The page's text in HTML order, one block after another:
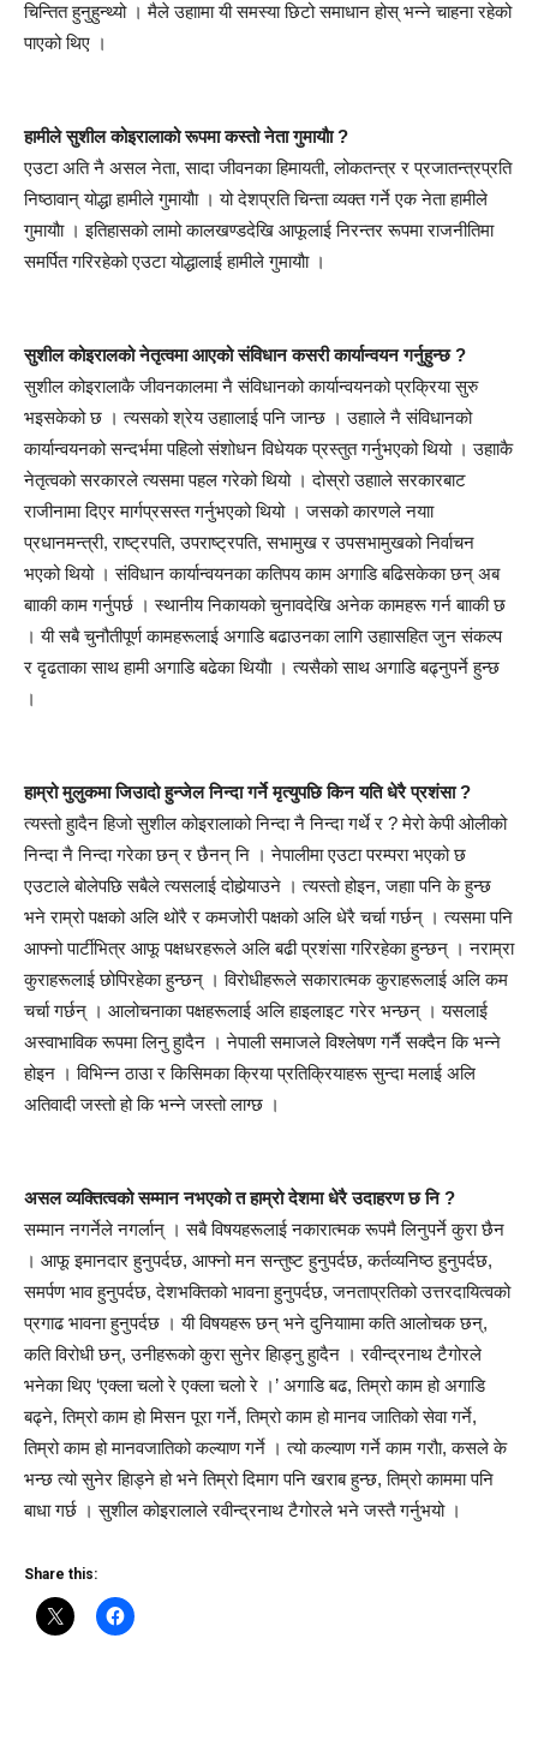
चिन्तित हुनुहुन्थ्यो । मैले उहाामा यी समस्या छिटो समाधान होस् भन्ने चाहना रहेको
पाएको थिए ।
हामीले सुशील कोइरालाको रूपमा कस्तो नेता गुमायौा ?
एउटा अति नै असल नेता, सादा जीवनका हिमायती, लोकतन्त्र र प्रजातन्त्रप्रति
निष्ठावान् योद्धा हामीले गुमायौा । यो देशप्रति चिन्ता व्यक्त गर्ने एक नेता हामीले
गुमायौा । इतिहासको लामो कालखण्डदेखि आफूलाई निरन्तर रूपमा राजनीतिमा
समर्पित गरिरहेको एउटा योद्धालाई हामीले गुमायौा ।
सुशील कोइरालको नेतृत्वमा आएको संविधान कसरी कार्यान्वयन गर्नुहुन्छ ?
सुशील कोइरालाकै जीवनकालमा नै संविधानको कार्यान्वयनको प्रक्रिया सुरु
भइसकेको छ । त्यसको श्रेय उहाालाई पनि जान्छ । उहााले नै संविधानको
कार्यान्वयनको सन्दर्भमा पहिलो संशोधन विधेयक प्रस्तुत गर्नुभएको थियो । उहााकै
नेतृत्वको सरकारले त्यसमा पहल गरेको थियो । दोस्रो उहााले सरकारबाट
राजीनामा दिएर मार्गप्रसस्त गर्नुभएको थियो । जसको कारणले नयाा
प्रधानमन्त्री, राष्ट्रपति, उपराष्ट्रपति, सभामुख र उपसभामुखको निर्वाचन
भएको थियो । संविधान कार्यान्वयनका कतिपय काम अगाडि बढिसकेका छन् अब
बााकी काम गर्नुपर्छ । स्थानीय निकायको चुनावदेखि अनेक कामहरू गर्न बााकी छ
। यी सबै चुनौतीपूर्ण कामहरूलाई अगाडि बढाउनका लागि उहाासहित जुन संकल्प
र दृढताका साथ हामी अगाडि बढेका थियौा । त्यसैको साथ अगाडि बढ्नुपर्ने हुन्छ
।
हाम्रो मुलुकमा जिउादो हुन्जेल निन्दा गर्ने मृत्युपछि किन यति धेरै प्रशंसा ?
त्यस्तो हुादैन हिजो सुशील कोइरालाको निन्दा नै निन्दा गर्थे र ? मेरो केपी ओलीको
निन्दा नै निन्दा गरेका छन् र छैनन् नि । नेपालीमा एउटा परम्परा भएको छ
एउटाले बोलेपछि सबैले त्यसलाई दोहोर्‍याउने । त्यस्तो होइन, जहाा पनि के हुन्छ
भने राम्रो पक्षको अलि थोरै र कमजोरी पक्षको अलि धेरै चर्चा गर्छन् । त्यसमा पनि
आफ्नो पार्टीभित्र आफू पक्षधरहरूले अलि बढी प्रशंसा गरिरहेका हुन्छन् । नराम्रा
कुराहरूलाई छोपिरहेका हुन्छन् । विरोधीहरूले सकारात्मक कुराहरूलाई अलि कम
चर्चा गर्छन् । आलोचनाका पक्षहरूलाई अलि हाइलाइट गरेर भन्छन् । यसलाई
अस्वाभाविक रूपमा लिनु हुादैन । नेपाली समाजले विश्लेषण गर्नै सक्दैन कि भन्ने
होइन । विभिन्न ठाउा र किसिमका क्रिया प्रतिक्रियाहरू सुन्दा मलाई अलि
अतिवादी जस्तो हो कि भन्ने जस्तो लाग्छ ।
असल व्यक्तित्वको सम्मान नभएको त हाम्रो देशमा धेरै उदाहरण छ नि ?
सम्मान नगर्नेले नगर्लान् । सबै विषयहरूलाई नकारात्मक रूपमै लिनुपर्ने कुरा छैन
। आफू इमानदार हुनुपर्दछ, आफ्नो मन सन्तुष्ट हुनुपर्दछ, कर्तव्यनिष्ठ हुनुपर्दछ,
समर्पण भाव हुनुपर्दछ, देशभक्तिको भावना हुनुपर्दछ, जनताप्रतिको उत्तरदायित्वको
प्रगाढ भावना हुनुपर्दछ । यी विषयहरू छन् भने दुनियाामा कति आलोचक छन्,
कति विरोधी छन्, उनीहरूको कुरा सुनेर हिाड्नु हुादैन । रवीन्द्रनाथ टैगोरले
भनेका थिए ‘एक्ला चलो रे एक्ला चलो रे ।’ अगाडि बढ, तिम्रो काम हो अगाडि
बढ्ने, तिम्रो काम हो मिसन पूरा गर्ने, तिम्रो काम हो मानव जातिको सेवा गर्ने,
तिम्रो काम हो मानवजातिको कल्याण गर्ने । त्यो कल्याण गर्ने काम गरौा, कसले के
भन्छ त्यो सुनेर हिाड्ने हो भने तिम्रो दिमाग पनि खराब हुन्छ, तिम्रो काममा पनि
बाधा गर्छ । सुशील कोइरालाले रवीन्द्रनाथ टैगोरले भने जस्तै गर्नुभयो ।
Share this: